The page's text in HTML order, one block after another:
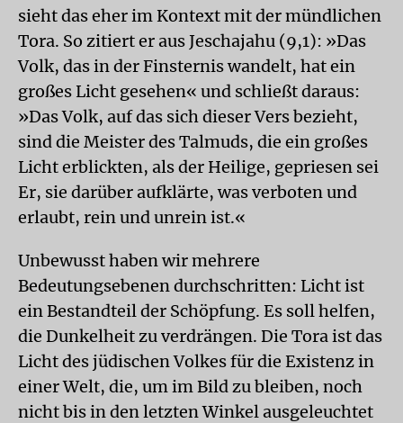
sieht das eher im Kontext mit der mündlichen
Tora. So zitiert er aus Jeschajahu (9,1): »Das
Volk, das in der Finsternis wandelt, hat ein
großes Licht gesehen« und schließt daraus:
»Das Volk, auf das sich dieser Vers bezieht,
sind die Meister des Talmuds, die ein großes
Licht erblickten, als der Heilige, gepriesen sei
Er, sie darüber aufklärte, was verboten und
erlaubt, rein und unrein ist.«
Unbewusst haben wir mehrere
Bedeutungsebenen durchschritten: Licht ist
ein Bestandteil der Schöpfung. Es soll helfen,
die Dunkelheit zu verdrängen. Die Tora ist das
Licht des jüdischen Volkes für die Existenz in
einer Welt, die, um im Bild zu bleiben, noch
nicht bis in den letzten Winkel ausgeleuchtet